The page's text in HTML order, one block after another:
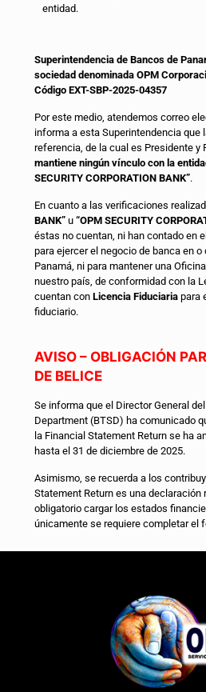
entidad.
Superintendencia de Bancos de
sociedad denominada OPM
Código EXT-SBP-2025-04357
Por este medio, atendemos correo
informa a esta Superintendencia que
referencia, de la cual es Presidente y
mantiene ningún vínculo con la
SECURITY CORPORATION BANK”.
En cuanto a las verificaciones
BANK” u “OPM SECURITY
éstas no cuentan, ni han contado en
para ejercer el negocio de banca en
Panamá, ni para mantener una
nuestro país, de conformidad con la
cuentan con Licencia Fiduciaria para
fiduciario.
AVISO – OBLIGACIÓN
DE BELICE
Se informa que el Director General
Department (BTSD) ha comunicado
la Financial Statement Return se ha
hasta el 31 de diciembre de 2025.
Asimismo, se recuerda a los
Statement Return es una declaración
obligatorio cargar los estados
únicamente se requiere completar el